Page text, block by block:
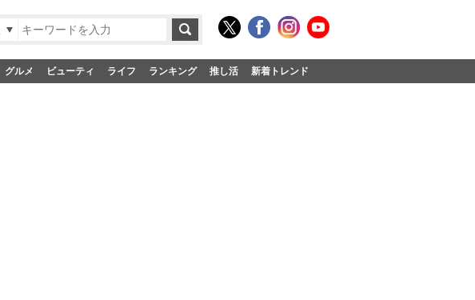
グルメ ビューティ ライフ ランキング 推し活 新着トレンド